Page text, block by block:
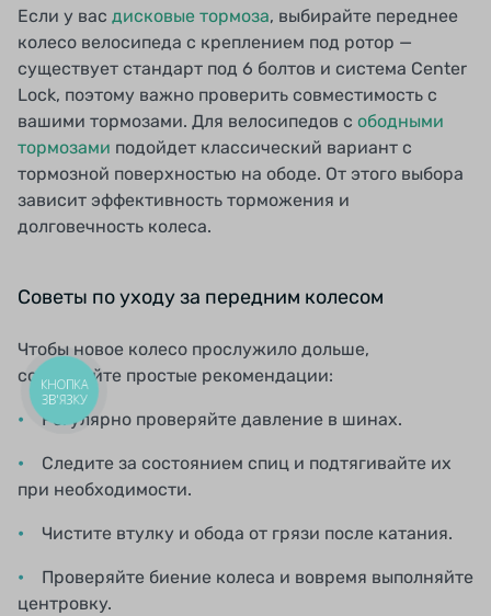
Если у вас дисковые тормоза, выбирайте переднее
колесо велосипеда с креплением под ротор —
существует стандарт под 6 болтов и система Center
Lock, поэтому важно проверить совместимость с
вашими тормозами. Для велосипедов с ободными
тормозами подойдет классический вариант с
тормозной поверхностью на ободе. От этого выбора
зависит эффективность торможения и
долговечность колеса.
Советы по уходу за передним колесом
Чтобы новое колесо прослужило дольше,
соблюдайте простые рекомендации:
Регулярно проверяйте давление в шинах.
Следите за состоянием спиц и подтягивайте их
при необходимости.
Чистите втулку и обода от грязи после катания.
Проверяйте биение колеса и вовремя выполняйте
центровку.
КНОПКА
ЗВ'ЯЗКУ